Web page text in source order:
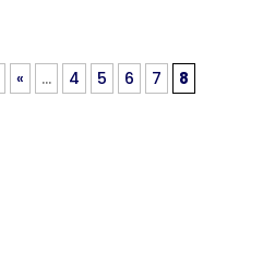
« … 4 5 6 7 8